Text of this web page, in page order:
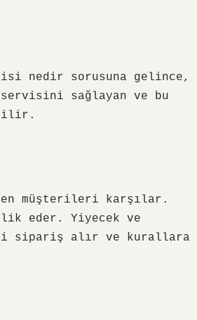
nedir sorusuna gelince,
sağlayan ve bu
müşterileri karşılar.
eder. Yiyecek ve
sipariş alır ve kurallara